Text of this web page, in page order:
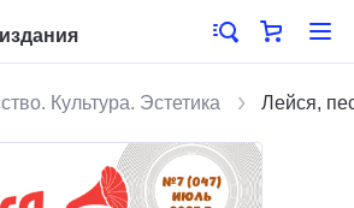
Культура. Эстетика Лейся,